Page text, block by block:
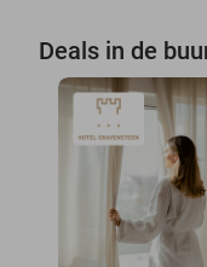
Deals in de